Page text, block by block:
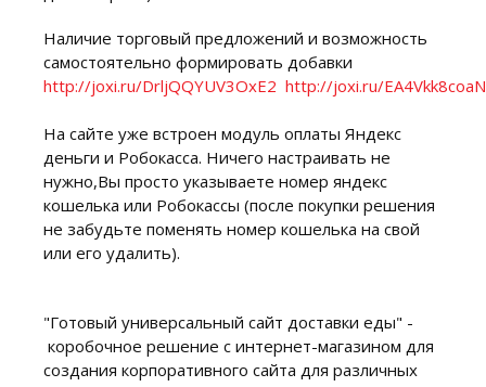
Наличие торговый предложений и возможность
самостоятельно формировать добавки
http://joxi.ru/DrljQQYUV3OxE2 http://joxi.ru/
На сайте уже встроен модуль оплаты Яндекс
деньги и Робокасса. Ничего настраивать не
нужно,Вы просто указываете номер яндекс
кошелька или Робокассы (после покупки решения
не забудьте поменять номер кошелька на свой
или его удалить).
"Готовый универсальный сайт доставки еды" -
коробочное решение с интернет-магазином для
создания корпоративного сайта для различных